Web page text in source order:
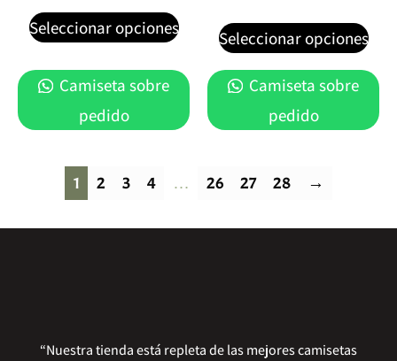
Seleccionar opciones
Camiseta sobre
pedido
Seleccionar opciones
Camiseta sobre
pedido
1 2 3 4 … 26 27 28 →
“Nuestra tienda está repleta de las mejores camisetas